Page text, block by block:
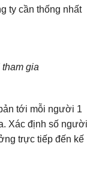
ty cần thống nhất
gia
tới mỗi người 1
Xác định số người
trực tiếp đến kế